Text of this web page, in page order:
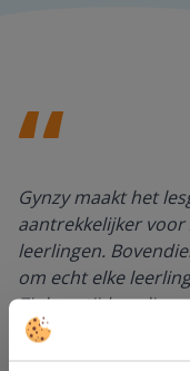
Gynzy maakt het
aantrekkelijker
leerlingen.
om echt elke
Zinloos tijdsverlies
werkblaadjes
Juf Els